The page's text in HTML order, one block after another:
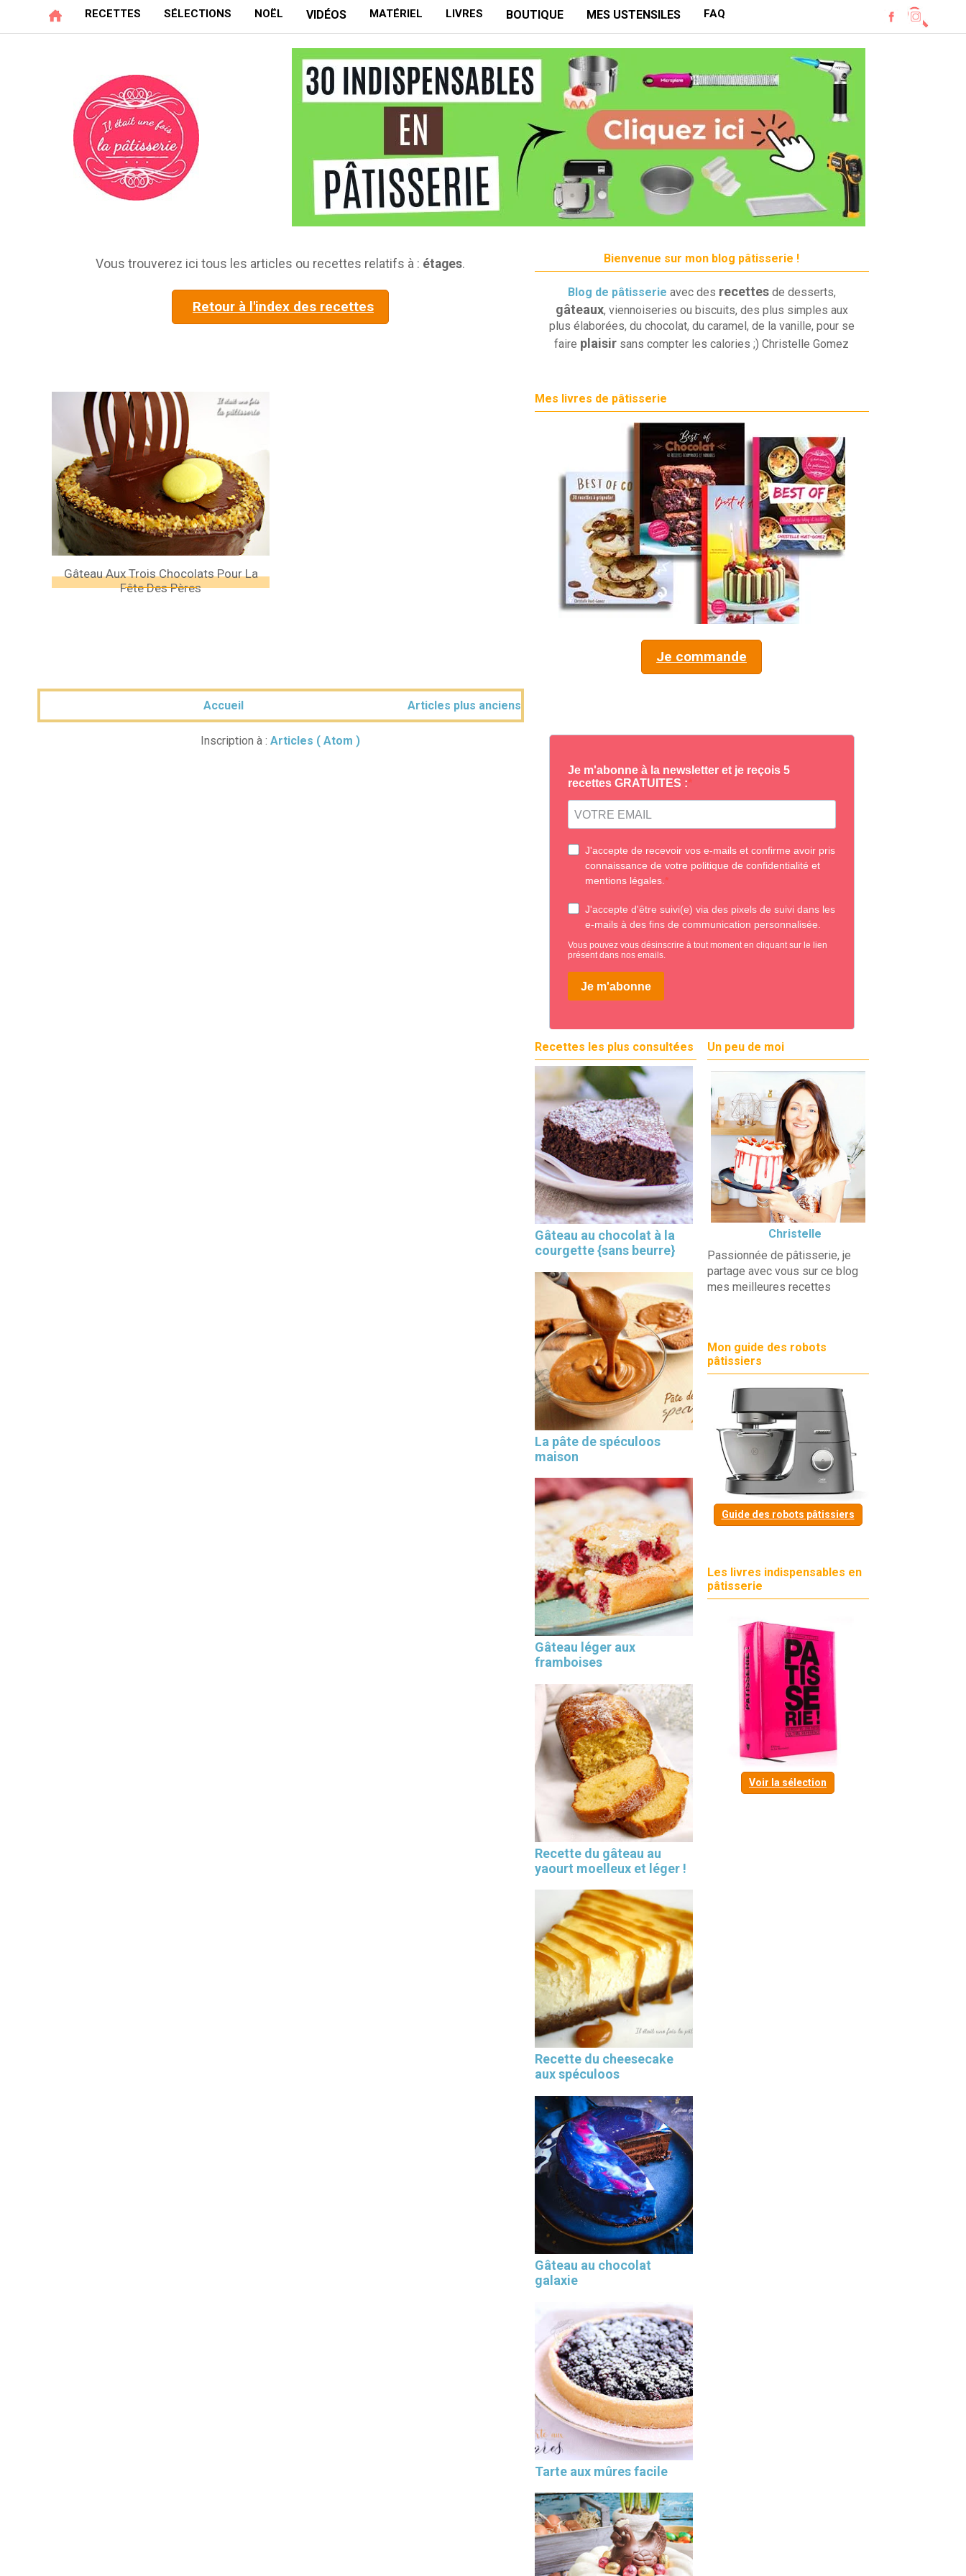
RECETTES SÉLECTIONS NOËL VIDÉOS MATÉRIEL LIVRES BOUTIQUE MES USTENSILES FAQ
Vous trouverez ici tous les articles ou recettes relatifs à : étages.
Retour à l'index des recettes
Gâteau Aux Trois Chocolats Pour La
Fête Des Pères
Articles plus anciens
Accueil
Inscription à :Articles ( Atom )
Bienvenue sur mon blog pâtisserie !
Blog de pâtisserie avec des recettes de desserts,
gâteaux, viennoiseries ou biscuits, des plus simples aux
plus élaborées, du chocolat, du caramel, de la vanille, pour se
faire plaisir sans compter les calories ;) Christelle Gomez
Mes livres de pâtisserie
Je commande
Recettes les plus consultées
Gâteau au chocolat à la
courgette {sans beurre}
La pâte de spéculoos
maison
Gâteau léger aux
framboises
Recette du gâteau au
yaourt moelleux et léger !
Recette du cheesecake
aux spéculoos
Gâteau au chocolat
galaxie
Tarte aux mûres facile
Un peu de moi
Christelle
Passionnée de pâtisserie, je
partage avec vous sur ce blog
mes meilleures recettes
Mon guide des robots
pâtissiers
Guide des robots pâtissiers
Les livres indispensables en
pâtisserie
Voir la sélection
×
Les 30 outils indispensables
EN PÂTISSERIE